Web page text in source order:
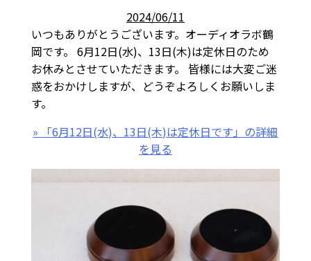
2024/06/11
いつもありがとうございます。オーディオラボ鶴
岡です。 6月12日(水)、13日(木)は定休日のため
お休みとさせていただきます。 皆様には大変ご迷
惑をおかけしますが、どうぞよろしくお願いしま
す。
» 「6月12日(水)、13日(木)は定休日です」の詳細
を見る